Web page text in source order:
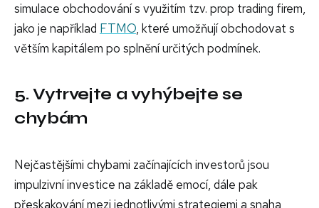
simulace obchodování s využitím tzv. prop trading firem,
jako je například FTMO, které umožňují obchodovat s
větším kapitálem po splnění určitých podmínek.
5. Vytrvejte a vyhýbejte se
chybám
Nejčastějšími chybami začínajících investorů jsou
impulzivní investice na základě emocí, dále pak
přeskakování mezi jednotlivými strategiemi a snaha